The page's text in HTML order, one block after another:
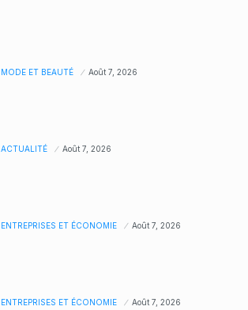
MODE ET BEAUTÉ Août 7, 2026
ACTUALITÉ Août 7, 2026
ENTREPRISES ET ÉCONOMIE Août 7, 2026
ENTREPRISES ET ÉCONOMIE Août 7, 2026